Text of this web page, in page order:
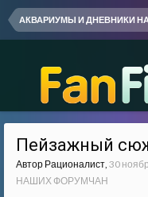
АКВАРИУМЫ И ДНЕВНИКИ
Пейзажный
Автор Рационалист, 30
НАШИХ ФОРУМЧАН